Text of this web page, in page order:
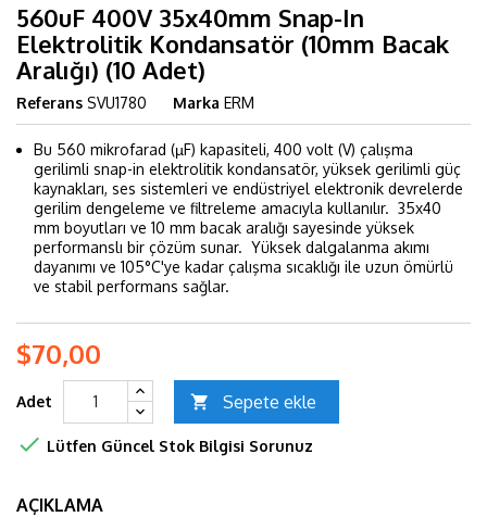
560uF 400V 35x40mm Snap-In
Elektrolitik Kondansatör (10mm Bacak
Aralığı) (10 Adet)
Referans SVU1780 Marka ERM
Bu 560 mikrofarad (µF) kapasiteli, 400 volt (V) çalışma
gerilimli snap-in elektrolitik kondansatör, yüksek gerilimli güç
kaynakları, ses sistemleri ve endüstriyel elektronik devrelerde
gerilim dengeleme ve filtreleme amacıyla kullanılır. 35x40
mm boyutları ve 10 mm bacak aralığı sayesinde yüksek
performanslı bir çözüm sunar. Yüksek dalgalanma akımı
dayanımı ve 105°C'ye kadar çalışma sıcaklığı ile uzun ömürlü
ve stabil performans sağlar.
$70,00
Adet  Sepete ekle
 Lütfen Güncel Stok Bilgisi Sorunuz
AÇIKLAMA